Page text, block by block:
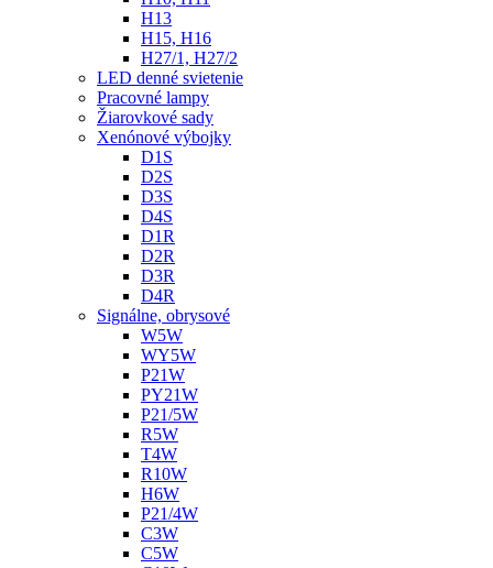
H13
H15, H16
H27/1, H27/2
LED denné svietenie
Pracovné lampy
Žiarovkové sady
Xenónové výbojky
D1S
D2S
D3S
D4S
D1R
D2R
D3R
D4R
Signálne, obrysové
W5W
WY5W
P21W
PY21W
P21/5W
R5W
T4W
R10W
H6W
P21/4W
C3W
C5W